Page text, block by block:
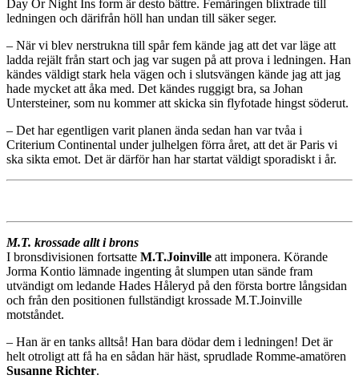
Day Or Night Ins form är desto bättre. Femåringen blixtrade till
ledningen och därifrån höll han undan till säker seger.
– När vi blev nerstrukna till spår fem kände jag att det var läge att
ladda rejält från start och jag var sugen på att prova i ledningen. Han
kändes väldigt stark hela vägen och i slutsvängen kände jag att jag
hade mycket att åka med. Det kändes ruggigt bra, sa Johan
Untersteiner, som nu kommer att skicka sin flyfotade hingst söderut.
– Det har egentligen varit planen ända sedan han var tvåa i
Criterium Continental under julhelgen förra året, att det är Paris vi
ska sikta emot. Det är därför han har startat väldigt sporadiskt i år.
M.T. krossade allt i brons
I bronsdivisionen fortsatte M.T.Joinville att imponera. Körande
Jorma Kontio lämnade ingenting åt slumpen utan sände fram
utvändigt om ledande Hades Håleryd på den första bortre långsidan
och från den positionen fullständigt krossade M.T.Joinville
motståndet.
– Han är en tanks alltså! Han bara dödar dem i ledningen! Det är
helt otroligt att få ha en sådan här häst, sprudlade Romme-amatören
Susanne Richter.